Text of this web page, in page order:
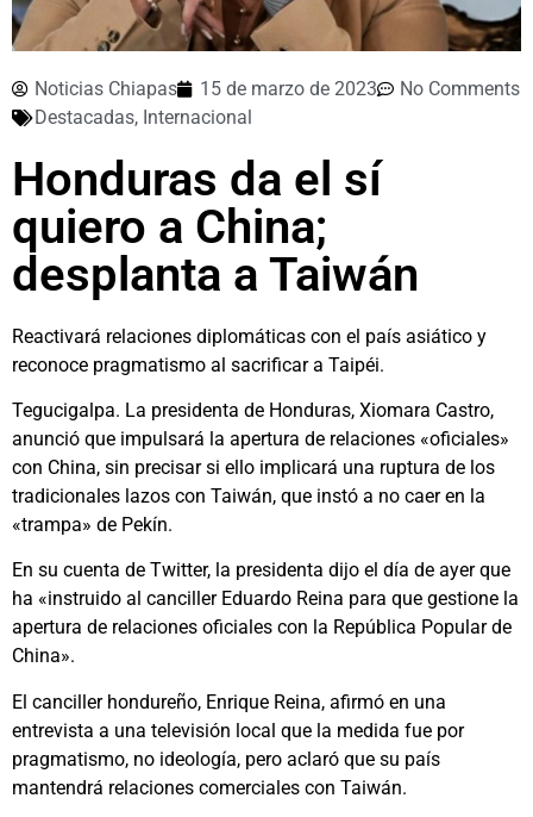
Noticias Chiapas 15 de marzo de 2023
No Comments
Destacadas, Internacional
Honduras da el sí
quiero a China;
desplanta a Taiwán
Reactivará relaciones diplomáticas con el país asiático y
reconoce pragmatismo al sacrificar a Taipéi.
Tegucigalpa. La presidenta de Honduras, Xiomara Castro,
anunció que impulsará la apertura de relaciones «oficiales»
con China, sin precisar si ello implicará una ruptura de los
tradicionales lazos con Taiwán, que instó a no caer en la
«trampa» de Pekín.
En su cuenta de Twitter, la presidenta dijo el día de ayer que
ha «instruido al canciller Eduardo Reina para que gestione la
apertura de relaciones oficiales con la República Popular de
China».
El canciller hondureño, Enrique Reina, afirmó en una
entrevista a una televisión local que la medida fue por
pragmatismo, no ideología, pero aclaró que su país
mantendrá relaciones comerciales con Taiwán.